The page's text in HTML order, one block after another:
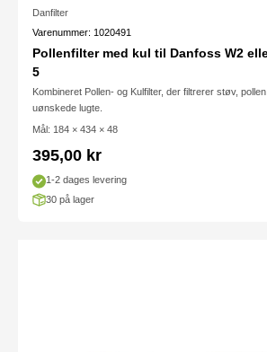
Danfilter
Varenummer: 1020491
Pollenfilter med kul til Danfoss W2
5
Kombineret Pollen- og Kulfilter, der filtrerer støv,
uønskede lugte.
Mål: 184 × 434 × 48
Salgspris
395,00 kr
1-2 dages levering
30 på lager